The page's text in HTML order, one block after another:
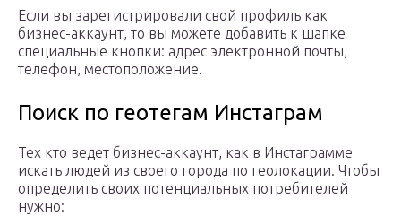
Если вы зарегистрировали свой профиль как
бизнес-аккаунт, то вы можете добавить к шапке
специальные кнопки: адрес электронной почты,
телефон, местоположение.
Поиск по геотегам Инстаграм
Тех кто ведет бизнес-аккаунт, как в Инстаграмме
искать людей из своего города по геолокации. Чтобы
определить своих потенциальных потребителей
нужно: